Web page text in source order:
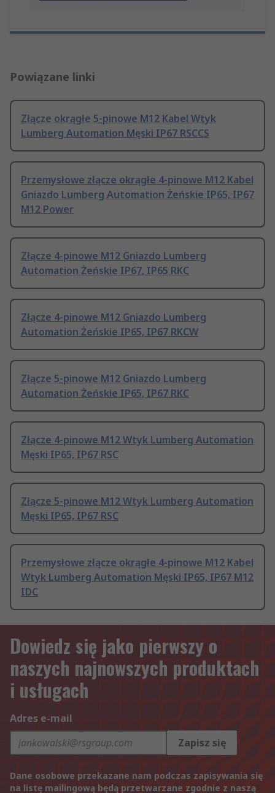
Powiązane linki
Złącze okrągłe 5-pinowe M12 Kabel Wtyk
Lumberg Automation Męski IP67 RSCCS
Przemysłowe złącze okrągłe 4-pinowe M12 Kabel
Gniazdo Lumberg Automation Żeńskie IP65, IP67
M12 Power
Złącze 4-pinowe M12 Gniazdo Lumberg
Automation Żeńskie IP67, IP65 RKC
Złącze 4-pinowe M12 Gniazdo Lumberg
Automation Żeńskie IP65, IP67 RKCW
Złącze 5-pinowe M12 Gniazdo Lumberg
Automation Żeńskie IP65, IP67 RKC
Złącze 4-pinowe M12 Wtyk Lumberg Automation
Męski IP65, IP67 RSC
Złącze 5-pinowe M12 Wtyk Lumberg Automation
Męski IP65, IP67 RSC
Przemysłowe złącze okrągłe 4-pinowe M12 Kabel
Wtyk Lumberg Automation Męski IP65, IP67 M12
IDC
Dowiedz się jako pierwszy o
naszych najnowszych produktach
i usługach
Adres e-mail
Zapisz się
Dane osobowe przekazane nam podczas zapisywania się
na listę mailingową będą przetwarzane zgodnie z naszą